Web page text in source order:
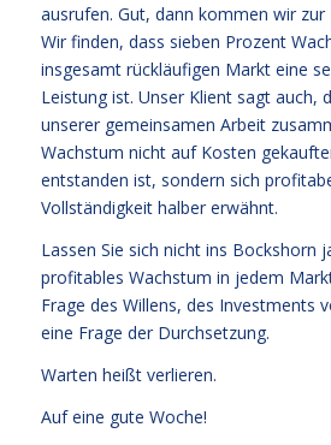
ausrufen. Gut, dann kommen wir zur
Wir finden, dass sieben Prozent
insgesamt rückläufigen Markt eine
Leistung ist. Unser Klient sagt auch,
unserer gemeinsamen Arbeit
Wachstum nicht auf Kosten
entstanden ist, sondern sich
Vollständigkeit halber erwähnt.
Lassen Sie sich nicht ins Bockshorn
profitables Wachstum in jedem
Frage des Willens, des Investments
eine Frage der Durchsetzung.
Warten heißt verlieren.
Auf eine gute Woche!